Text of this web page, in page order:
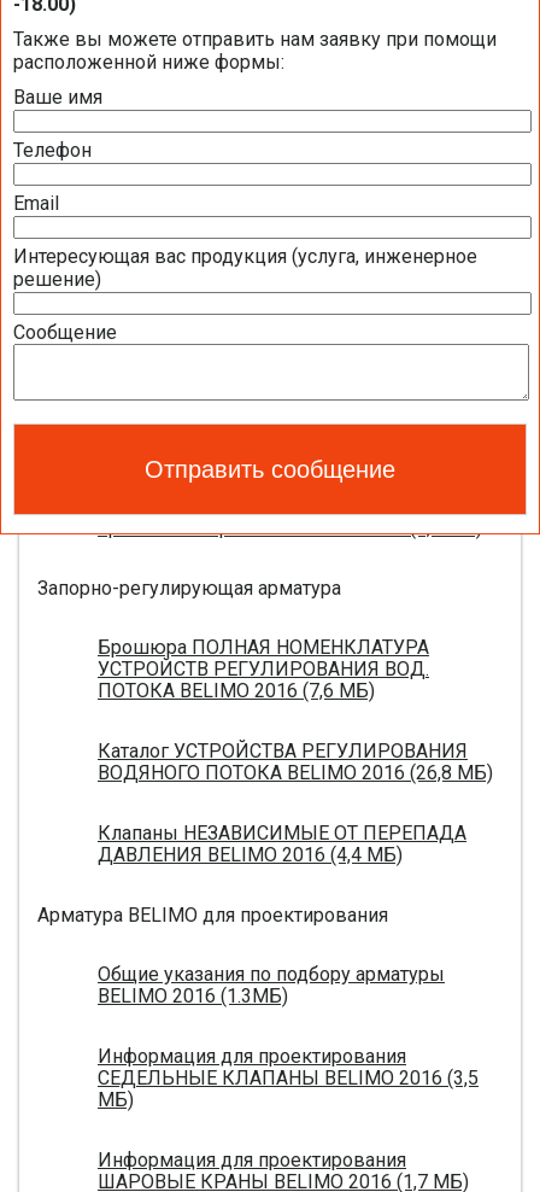
Также вы можете отправить нам заявку при помощи
расположенной ниже формы:
Ваше имя
Телефон
Email
Интересующая вас продукция (услуга, инженерное
решение)
Сообщение
Общая информация BELIMO
Презентация компании BELIMO 2016 (2,51
МБ)
Полная номенклатура продукции BELIMO
Приводы для воздушных клапанов
Полный обзор электроприводов для систем
вентиляции 2016 (17,5 МБ)
Каталог ЭЛЕКТРОПРИВОДЫ ДЛЯ
ВОЗДУШНЫХ ЗАСЛОНОК BELIMO 2016 (18,2
противопожарных клапанов 2015 (0,8 МБ)
Запорно-регулирующая арматура
Брошюра ПОЛНАЯ НОМЕНКЛАТУРА
УСТРОЙСТВ РЕГУЛИРОВАНИЯ ВОД.
ПОТОКА BELIMO 2016 (7,6 МБ)
Каталог УСТРОЙСТВА РЕГУЛИРОВАНИЯ
ВОДЯНОГО ПОТОКА BELIMO 2016 (26,8 МБ)
Клапаны НЕЗАВИСИМЫЕ ОТ ПЕРЕПАДА
ДАВЛЕНИЯ BELIMO 2016 (4,4 МБ)
Арматура BELIMO для проектирования
Общие указания по подбору арматуры
BELIMO 2016 (1.3МБ)
Информация для проектирования
СЕДЕЛЬНЫЕ КЛАПАНЫ BELIMO 2016 (3,5
МБ)
Информация для проектирования
ШАРОВЫЕ КРАНЫ BELIMO 2016 (1,7 МБ)